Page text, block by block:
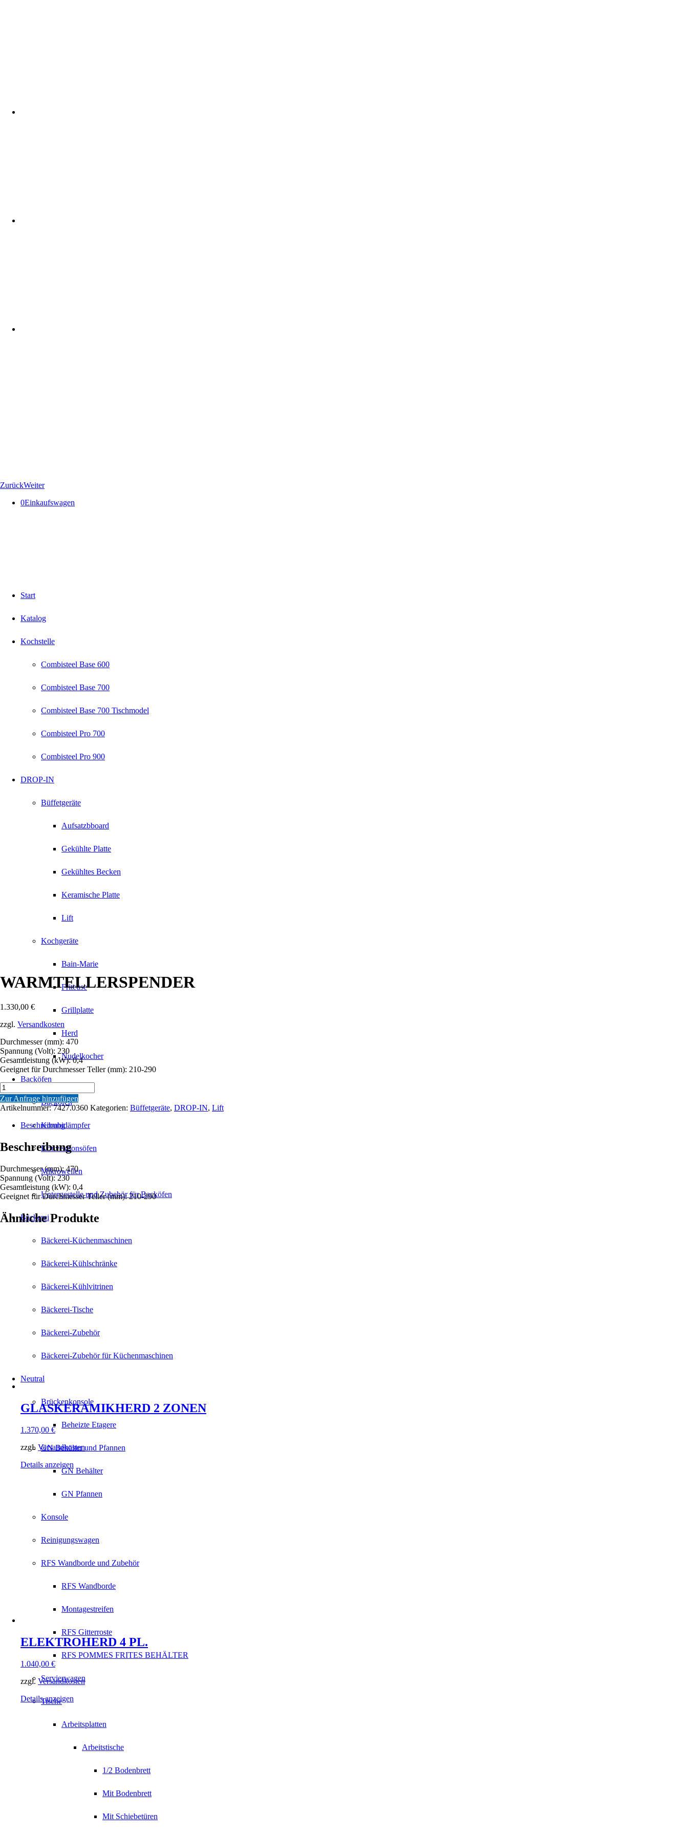
ZurückWeiter
0Einkaufswagen
Start
Katalog
Kochstelle
Combisteel Base 600
Combisteel Base 700
Combisteel Base 700 Tischmodel
Combisteel Pro 700
Combisteel Pro 900
DROP-IN
Büffetgeräte
Aufsatzbboard
Gekühlte Platte
Gekühltes Becken
Keramische Platte
Lift
Kochgeräte
Bain-Marie
Friteuse
Grillplatte
Herd
Nudelkocher
Backöfen
Backöfen
Kombidämpfer
Konvektionsöfen
Mikrowellen
Untergestelle und Zubehör für Backöfen
Bäckerei
Bäckerei-Küchenmaschinen
Bäckerei-Kühlschränke
Bäckerei-Kühlvitrinen
Bäckerei-Tische
Bäckerei-Zubehör
Bäckerei-Zubehör für Küchenmaschinen
Neutral
Brückenkonsole
Beheizte Etagere
GN Behälter und Pfannen
GN Behälter
GN Pfannen
Konsole
Reinigungswagen
RFS Wandborde und Zubehör
RFS Wandborde
Montagestreifen
RFS Gitterroste
RFS POMMES FRITES BEHÄLTER
Servierwagen
Tische
Arbeitsplatten
Arbeitstische
1/2 Bodenbrett
Mit Bodenbrett
Mit Schiebetüren
WARMTELLERSPENDER
1.330,00 €
zzgl. Versandkosten
Durchmesser (mm): 470
Spannung (Volt): 230
Gesamtleistung (kW): 0,4
Geeignet für Durchmesser Teller (mm): 210-290
WARMTELLERSPENDER
Menge
Zur Anfrage hinzufügen
Artikelnummer:7427.0360 Kategorien: Büffetgeräte, DROP-IN, Lift
Beschreibung
Beschreibung
Durchmesser (mm): 470
Spannung (Volt): 230
Gesamtleistung (kW): 0,4
Geeignet für Durchmesser Teller (mm): 210-290
Ähnliche Produkte
GLASKERAMIKHERD 2 ZONEN
1.370,00 €
zzgl. Versandkosten
Details anzeigen
ELEKTROHERD 4 PL.
1.040,00 €
zzgl. Versandkosten
Details anzeigen